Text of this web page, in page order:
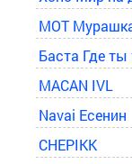
MOT
Баста Где ты
MACAN IVL
Navai Есенин
CHEPIKK